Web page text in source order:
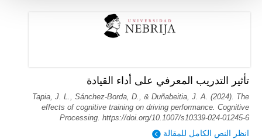
تأثير التدريب المعرفي على أداء القيادة
Tapia, J. L., Sánchez-Borda, D., & Duñabeitia, J. A. (2024). The
effects of cognitive training on driving performance. Cognitive
Processing. https://doi.org/10.1007/s10339-024-01245-6
انظر النص الكامل للمقالة